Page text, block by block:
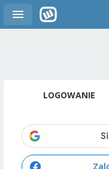
LOGOWANIE